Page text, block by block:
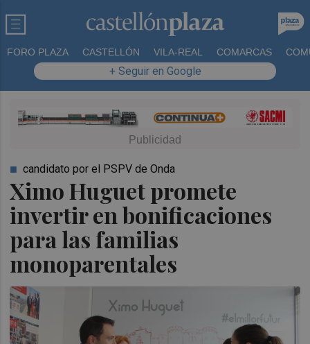
FORO PLAZA CASTELLÓN VILA-REAL COMARCAS
+ Seguir en Google
Ximo Huguet promete
invertir en bonificaciones
para las familias
monoparentales
candidato por el PSPV de Onda